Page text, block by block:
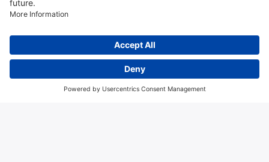
Copyright; 2026 Hitma B.V.. Tous droits réservés.